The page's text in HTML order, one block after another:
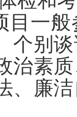
目一
个别
治素
、廉